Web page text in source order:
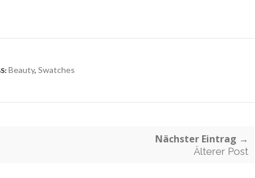
Beauty, Swatches
Nächster Eintrag →
Älterer Post